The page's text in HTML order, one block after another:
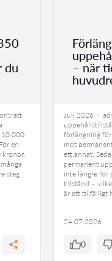
du
10 000
en
kronor.
steg
– när
Juli 2026 ·
förlängning för
mot
ett annat.
permanent
inte längre för
tillstånd –
är ett tillfälligt
24.07.2026
0